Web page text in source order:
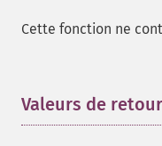
Cette fonction ne
Valeurs de retour